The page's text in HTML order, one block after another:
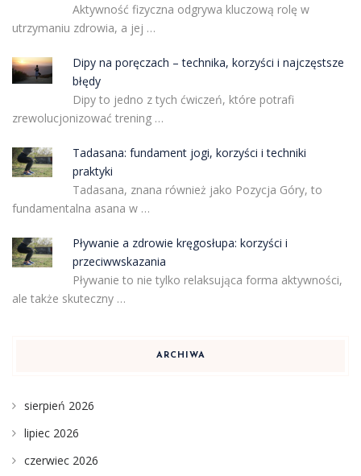
Aktywność fizyczna odgrywa kluczową rolę w
utrzymaniu zdrowia, a jej …
Dipy na poręczach – technika, korzyści i najczęstsze
błędy
Dipy to jedno z tych ćwiczeń, które potrafi
zrewolucjonizować trening …
Tadasana: fundament jogi, korzyści i techniki
praktyki
Tadasana, znana również jako Pozycja Góry, to
fundamentalna asana w …
Pływanie a zdrowie kręgosłupa: korzyści i
przeciwwskazania
Pływanie to nie tylko relaksująca forma aktywności,
ale także skuteczny …
ARCHIWA
sierpień 2026
lipiec 2026
czerwiec 2026